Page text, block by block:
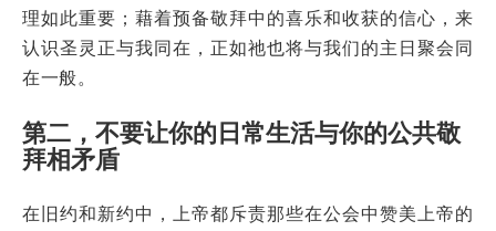
理如此重要；藉着预备敬拜中的喜乐和收获的信心，来
认识圣灵正与我同在，正如祂也将与我们的主日聚会同
在一般。
第二，不要让你的日常生活与你的公共敬
拜相矛盾
在旧约和新约中，上帝都斥责那些在公会中赞美上帝的